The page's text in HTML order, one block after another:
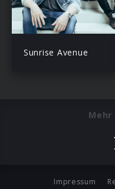
Sunrise Avenue
Impressum